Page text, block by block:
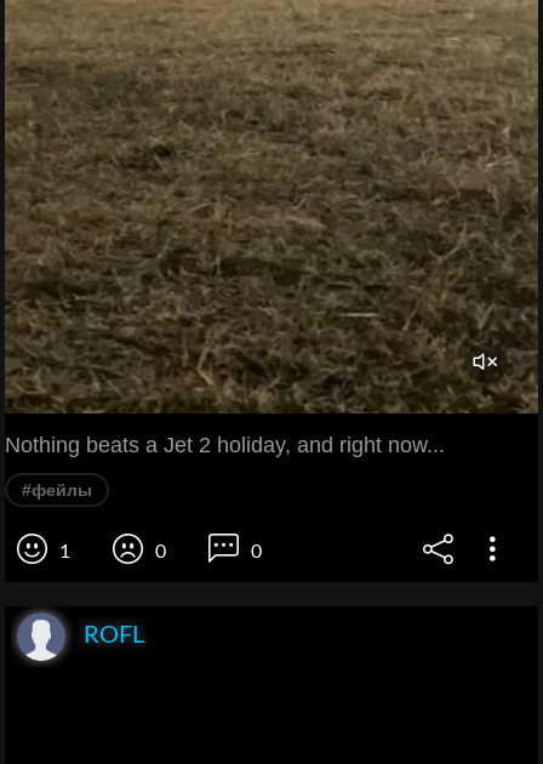
Nothing beats a Jet 2 holiday, and right now...
#фейлы
1 0 0
ROFL